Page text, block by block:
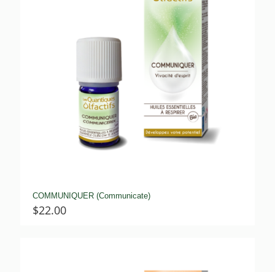
COMMUNIQUER (Communicate)
$22.00